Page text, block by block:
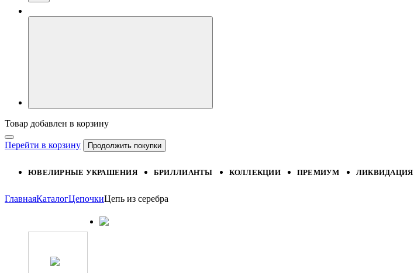
Товар добавлен в корзину
Перейти в корзину Продолжить покупки
ЮВЕЛИРНЫЕ УКРАШЕНИЯ БРИЛЛИАНТЫ КОЛЛЕКЦИИ ПРЕМИУМ ЛИКВИДАЦИЯ
ГлавнаяКаталогЦепочкиЦепь из серебра